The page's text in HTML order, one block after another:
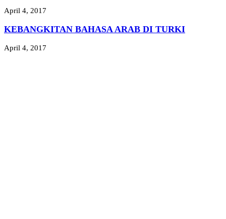
April 4, 2017
KEBANGKITAN BAHASA ARAB DI TURKI
April 4, 2017